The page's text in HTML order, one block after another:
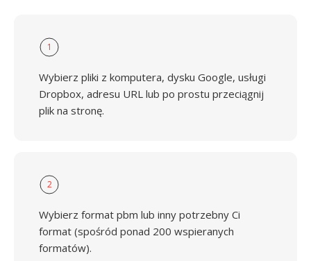
1
Wybierz pliki z komputera, dysku Google, usługi
Dropbox, adresu URL lub po prostu przeciągnij
plik na stronę.
2
Wybierz format pbm lub inny potrzebny Ci
format (spośród ponad 200 wspieranych
formatów).